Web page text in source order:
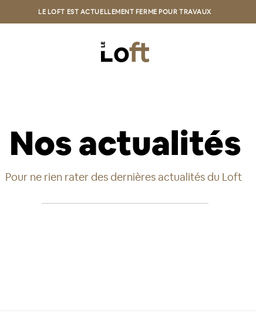
LE LOFT EST ACTUELLEMENT FERME POUR TRAVAUX
Nos actualités
Pour ne rien rater des dernières actualités du Loft